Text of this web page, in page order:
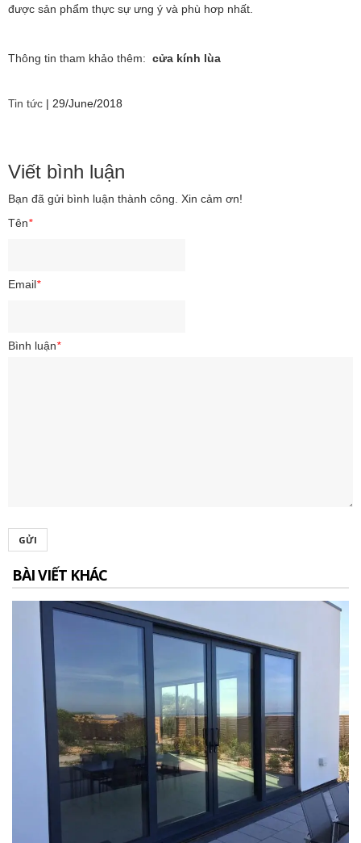
được sản phẩm thực sự ưng ý và phù hơp nhất.
Thông tin tham khảo thêm: cửa kính lùa
Tin tức | 29/June/2018
Viết bình luận
Bạn đã gửi bình luận thành công. Xin cảm ơn!
Tên*
Email*
Bình luận*
GỬI
BÀI VIẾT KHÁC